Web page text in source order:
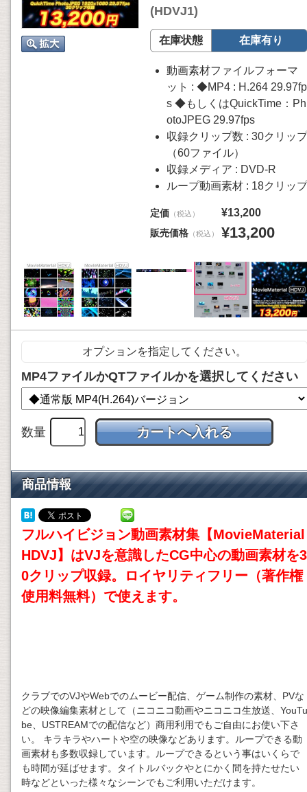
(HDVJ1)
在庫状態 在庫有り
動画素材ファイルフォーマ
ット : ◆MP4 : H.264 29.97fp
s ◆もしくはQuickTime：Ph
otoJPEG 29.97fps
収録クリップ数 : 30クリップ
（60ファイル）
収録メディア : DVD-R
ループ動画素材 : 18クリップ
定価 （税込） ¥13,200
販売価格 （税込） ¥13,200
オプションを指定してください。
MP4ファイルかQTファイルかを選択してください
数量
商品情報
フルハイビジョン動画素材集【MovieMaterial
HDVJ】はVJを意識したCG中心の動画素材を3
0クリップ収録。ロイヤリティフリー（著作権
使用料無料）で使えます。
クラブでのVJやWebでのムービー配信、ゲーム制作の素材、PVな
どの映像編集素材として（ニコニコ動画やニコニコ生放送、YouTu
be、USTREAMでの配信など）商用利用でもご自由にお使い下さ
い。 キラキラやハートや空の映像などあります。ループできる動
画素材も多数収録しています。ループできるという事はいくらで
も時間が延ばせます。タイトルバックやとにかく間を持たせたい
時などといった様々なシーンでもご利用いただけます。